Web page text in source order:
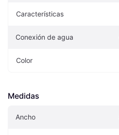
Características
Conexión de agua
Color
Medidas
Ancho